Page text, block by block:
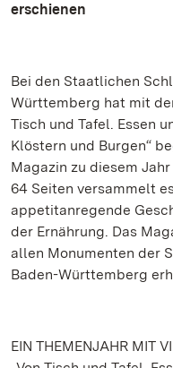
erschienen
Bei den Staatlichen
Württemberg hat mit
Tisch und Tafel. Essen
Klöstern und Burgen“
Magazin zu diesem
64 Seiten versammelt
appetitanregende
der Ernährung. Das
allen Monumenten der
Baden-Württemberg
EIN THEMENJAHR MIT